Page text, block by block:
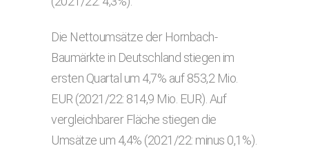
Die Nettoumsätze der Hornbach-
Baumärkte in Deutschland stiegen im
ersten Quartal um 4,7% auf 853,2 Mio.
EUR (2021/22: 814,9 Mio. EUR). Auf
vergleichbarer Fläche stiegen die
Umsätze um 4,4% (2021/22: minus 0,1%).